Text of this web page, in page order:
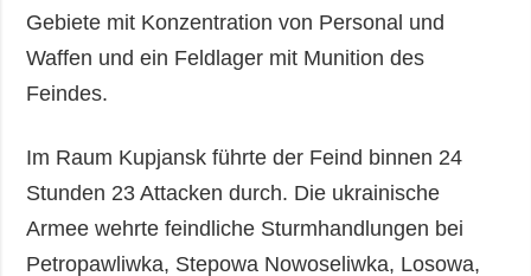
Gebiete mit Konzentration von Personal und
Waffen und ein Feldlager mit Munition des
Feindes.
Im Raum Kupjansk führte der Feind binnen 24
Stunden 23 Attacken durch. Die ukrainische
Armee wehrte feindliche Sturmhandlungen bei
Petropawliwka, Stepowa Nowoseliwka, Losowa,